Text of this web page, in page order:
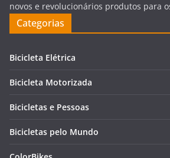
novos e revolucionários produtos para
Categorias
Bicicleta Elétrica
Bicicleta Motorizada
Bicicletas e Pessoas
Bicicletas pelo Mundo